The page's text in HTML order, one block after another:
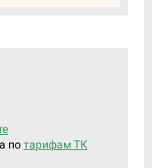
потарифам ТК